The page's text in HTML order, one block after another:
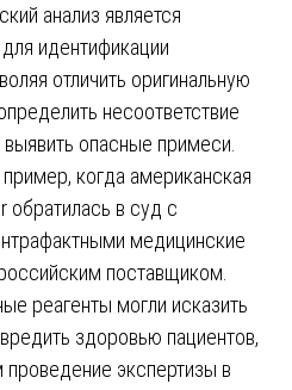
анализ является
идентификации
отличить оригинальную
несоответствие
опасные примеси.
когда американская
обратилась в суд с
медицинские
поставщиком.
реагенты могли исказить
здоровью пациентов,
экспертизы в